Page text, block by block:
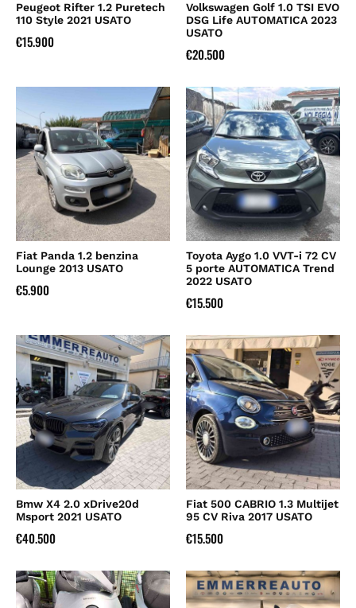
Peugeot Rifter 1.2 Puretech
110 Style 2021 USATO
€15.900
Volkswagen Golf 1.0 TSI EVO
DSG Life AUTOMATICA 2023
USATO
€20.500
Fiat Panda 1.2 benzina
Lounge 2013 USATO
€5.900
Toyota Aygo 1.0 VVT-i 72 CV
5 porte AUTOMATICA Trend
2022 USATO
€15.500
Bmw X4 2.0 xDrive20d
Msport 2021 USATO
€40.500
Fiat 500 CABRIO 1.3 Multijet
95 CV Riva 2017 USATO
€15.500